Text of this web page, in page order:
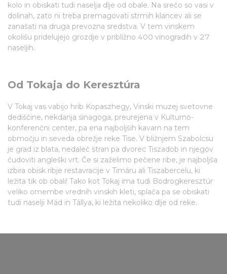
kolo in obiskati tudi naselja dlje od obale. Na srečo so vasi v
dolinah, zato ni treba premagovati strmih klancev ali se
zanašati na druga prevozna sredstva. V tem vinskem
okolišu pridelujejo grozdje v približno 400 vinogradih v 27
naseljih.
Od Tokaja do Keresztúra
V Tokaj vas vabijo hrib Kopaszhegy, Vinski muzej svetovne
dediščine, nekdanja sinagoga, preurejena v Kulturno-
konferenčni center, pa ena najboljših kavarn na tem
območju in seveda obrežje reke Tise. V bližnjem Szabolcsu
je grad iz blata, nedaleč stran pa dvorec Tiszadob in njegov
čudoviti angleški vrt. Če si zaželimo pečene ribe, je najboljša
izbira obisk ribje restavracije v Timáru ali Tiszabercelu, ki
ležita tik ob obali! Tako kot Tokaj ima tudi Bodrogkeresztúr
veliko omembe vrednih vinskih kleti, splača pa se obiskati
tudi naselji Mád in Tállya, ki ležita nekoliko dlje od reke.